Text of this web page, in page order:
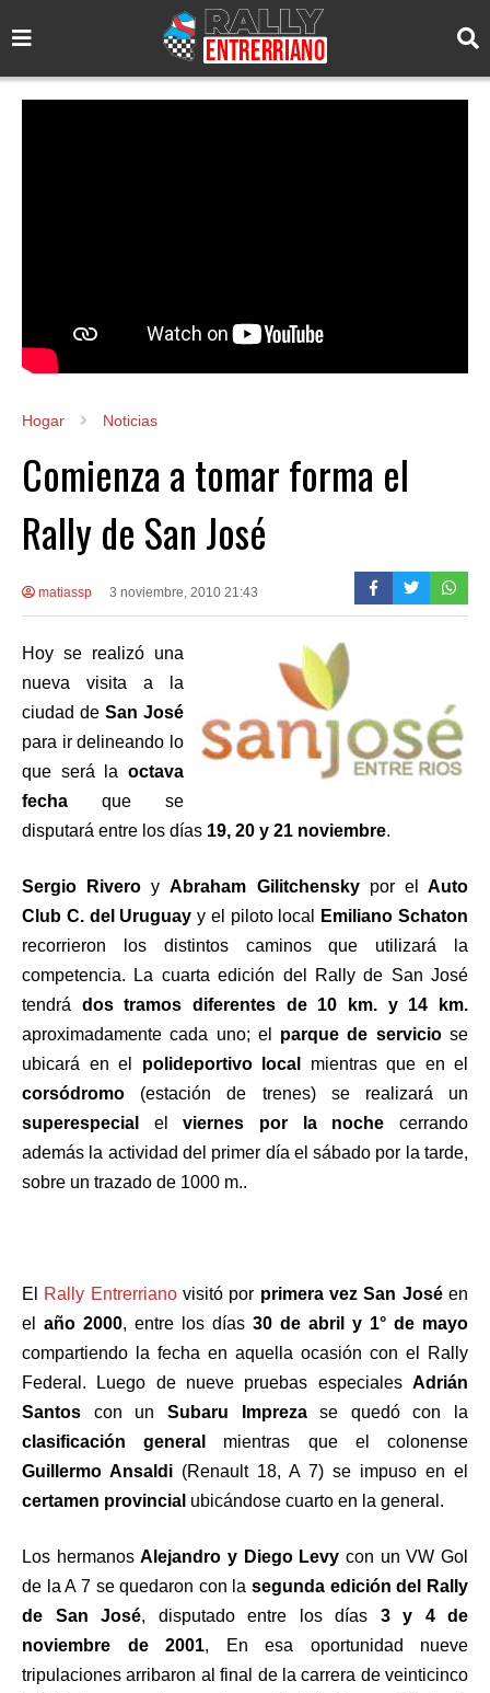
Hogar Noticias
Comienza a tomar forma el
Rally de San José
matiassp 3 noviembre, 2010 21:43
Hoy se realizó una
nueva visita a la
ciudad de San José
para ir delineando lo
que será la octava
fecha que se
disputará entre los días 19, 20 y 21 noviembre.
Sergio Rivero yAbraham Gilitchenskypor el
Auto
Club C. del Uruguay y el piloto local
Emiliano Schaton
recorrieron los distintos caminos que utilizará la
competencia. La cuarta edición del Rally de San José
tendrá dos tramos diferentes de 10 km. y 14 km.
aproximadamente cada uno; el parque de serviciose
ubicará en el polideportivo local
mientras que en el
corsódromo (estación de trenes) se realizará un
superespecial
el viernes por la noche cerrando
además la actividad del primer día el sábado por la tarde,
sobre un trazado de 1000 m..
El Rally Entrerrianovisitó por primera vez San Joséen
el año 2000, entre los días 30 de abril y 1° de mayo
compartiendo la fecha en aquella ocasión con el Rally
Federal. Luego de nueve pruebas especiales Adrián
Santos con un Subaru Imprezase quedó con la
clasificación general
mientras que el colonense
Guillermo Ansaldi (Renault 18, A 7) se impuso en el
certamen provincial ubicándose cuarto en la general.
Los hermanosAlejandro y Diego Levy con un VW Gol
de la A 7 se quedaron con lasegunda edición del Rally
de San José, disputado entre los días 3 y 4 de
noviembre de 2001, En esa oportunidad nueve
tripulaciones arribaron al final de la carrera de veinticinco